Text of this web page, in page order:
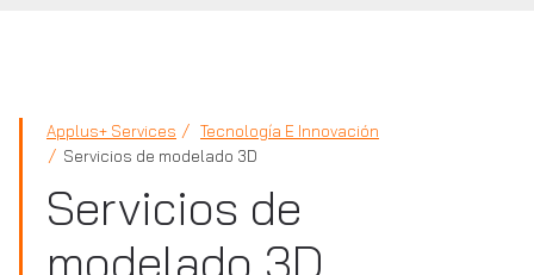
Applus+ Services
Tecnología E Innovación
Servicios de modelado 3D
Servicios de
modelado 3D